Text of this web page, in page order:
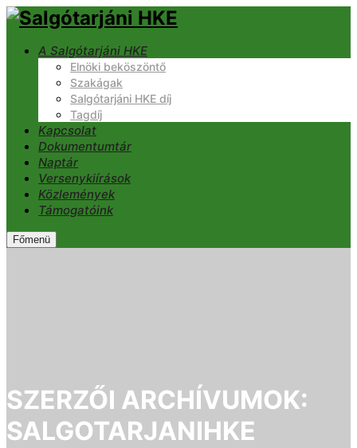
A Salgótarjáni HKE
Elnöki beköszöntő
Szakágak
Salgótarjáni HKE díj
Tagdíj
Kapcsolat
Dokumentumtár
Naptár
Versenykiírások
Közlemények
Támogatóink
Főmenü
SZERZŐI ARCHÍVUMOK:
SALGOTARJANIHKE